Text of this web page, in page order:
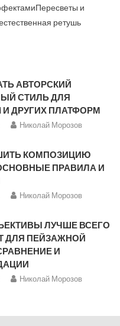
и
ретушь
АВТОРСКИЙ
СТИЛЬ ДЛЯ
И ДРУГИХ ПЛАТФОРМ
Николай Морозов
КОМПОЗИЦИЮ
ПРАВИЛА И
Николай Морозов
ЛУЧШЕ ВСЕГО
ДЛЯ ПЕЙЗАЖНОЙ
И
Николай Морозов